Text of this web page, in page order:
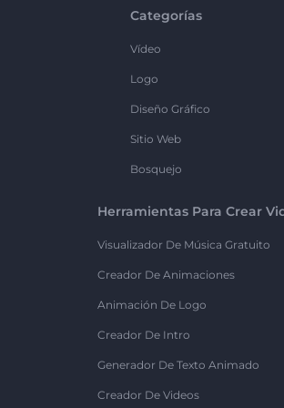
Categorías
Vídeo
Logo
Diseño Gráfico
Sitio Web
Bosquejo
Herramientas Para Crear
Visualizador De Música Gratuito
Creador De Animaciones
Animación De Logo
Creador De Intro
Generador De Texto Animado
Creador De Videos